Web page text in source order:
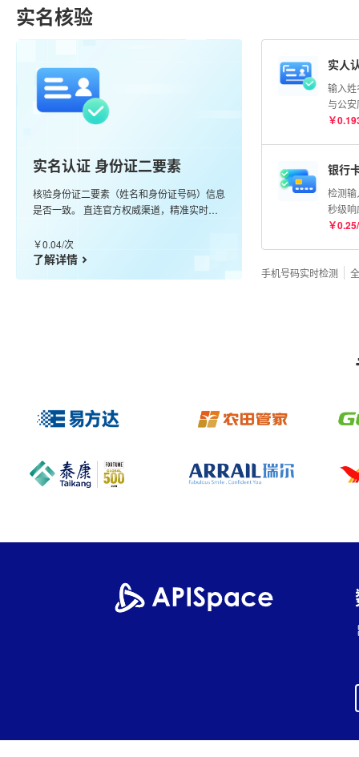
实名核验
实名认证 身份证二要素
核验身份证二要素（姓名和身份证号码）信息
是否一致。 直连官方权威渠道，精准实时核
￥0.04/次
了解详情
实人
输入
与公
比对
￥
银行
检测
秒级
卡
￥0.25/
手机号码实时检测